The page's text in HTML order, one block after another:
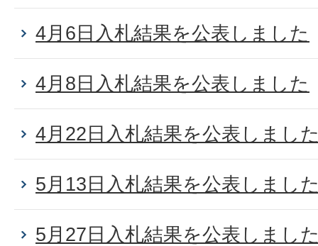
4月6日入札結果を公表しました
4月8日入札結果を公表しました
4月22日入札結果を公表しまし
5月13日入札結果を公表しまし
5月27日入札結果を公表しまし